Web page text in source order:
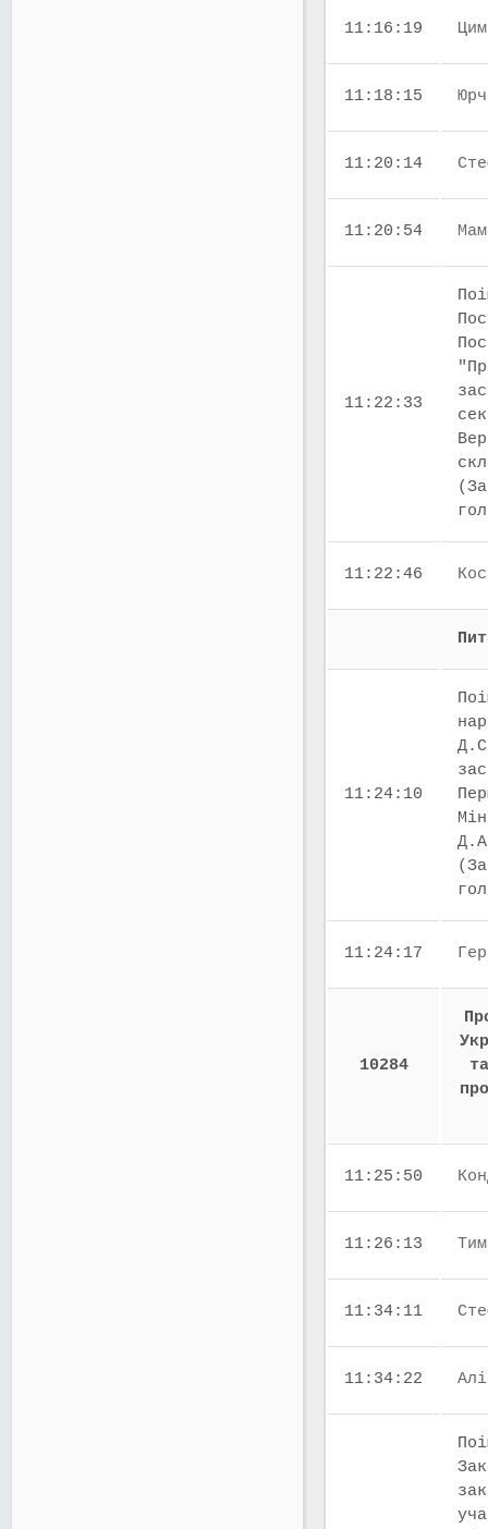
11:16:19
11:18:15
11:20:14
11:20:54
11:22:33
11:22:46
11:24:10
11:24:17
10284
11:25:50
11:26:13
11:34:11
11:34:22